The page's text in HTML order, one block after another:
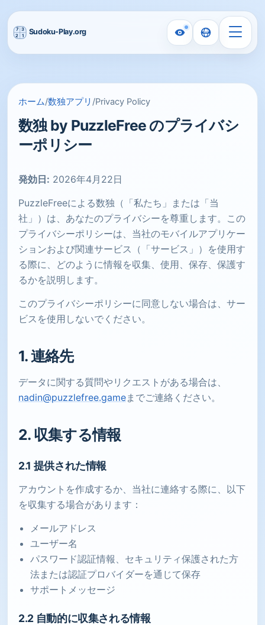
ホーム/数独アプリ /Privacy Policy
数独 by PuzzleFree のプライバシ
ーポリシー
発効日: 2026年4月22日
PuzzleFreeによる数独（「私たち」または「当
社」）は、あなたのプライバシーを尊重します。この
プライバシーポリシーは、当社のモバイルアプリケー
ションおよび関連サービス（「サービス」）を使用す
る際に、どのように情報を収集、使用、保存、保護す
るかを説明します。
このプライバシーポリシーに同意しない場合は、サー
ビスを使用しないでください。
1. 連絡先
データに関する質問やリクエストがある場合は、
nadin@puzzlefree.gameまでご連絡ください。
2. 収集する情報
2.1 提供された情報
アカウントを作成するか、当社に連絡する際に、以下
を収集する場合があります：
メールアドレス
ユーザー名
パスワード認証情報、セキュリティ保護された方
法または認証プロバイダーを通じて保存
サポートメッセージ
2.2 自動的に収集される情報